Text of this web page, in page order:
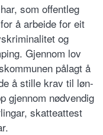
som offentleg
å arbeide for eit
og
Gjennom lov
pålagt å
å stille krav til løn-
gjennom nødvendig
skatteattest